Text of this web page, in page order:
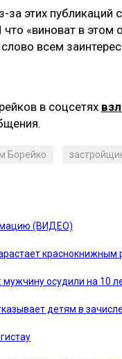
за этих публикаций
что «виноват в
всем
в соцсетях
Борейко